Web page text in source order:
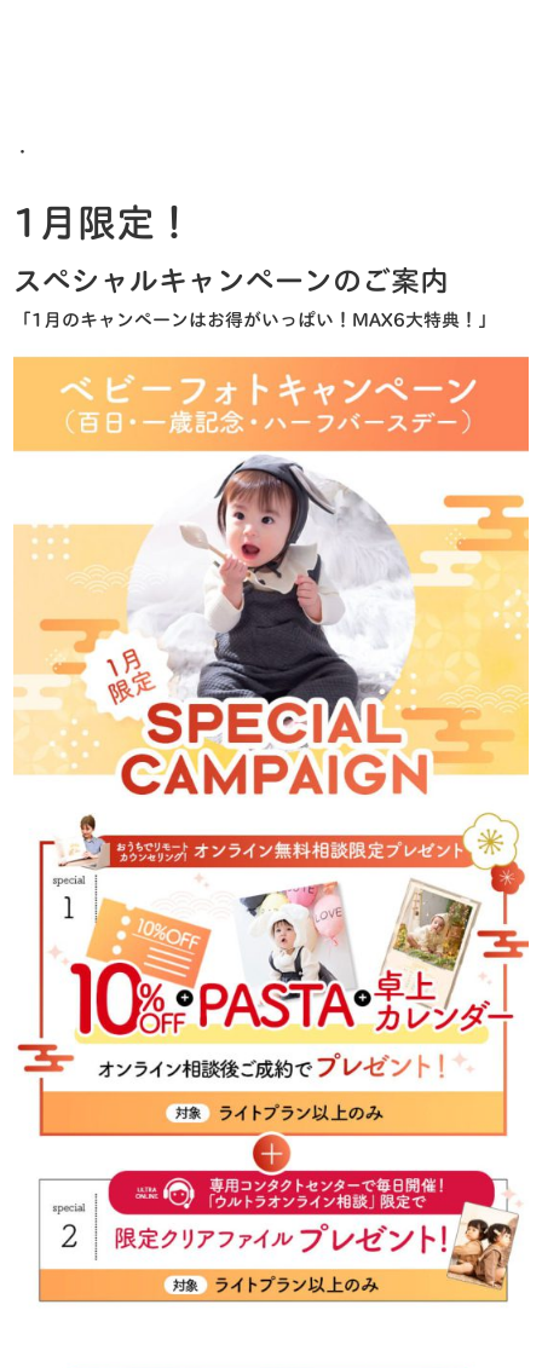
・
1月限定！
スペシャルキャンペーンのご案内
「1月のキャンペーンはお得がいっぱい！MAX6大特典！」